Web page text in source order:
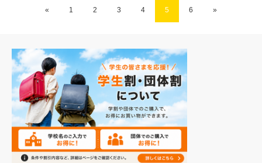
« 1 2 3 4 5 6 »